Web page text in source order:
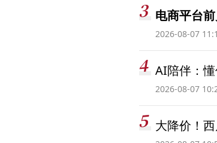
电商平台
2026-08-07
AI陪伴：
2026-08-07
大降价！